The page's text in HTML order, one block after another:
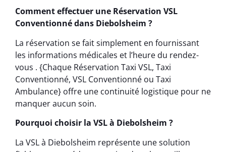
Comment effectuer une Réservation VSL
Conventionné dans Diebolsheim ?
La réservation se fait simplement en fournissant
les informations médicales et l’heure du rendez-
vous . {Chaque Réservation Taxi VSL, Taxi
Conventionné, VSL Conventionné ou Taxi
Ambulance} offre une continuité logistique pour ne
manquer aucun soin.
Pourquoi choisir la VSL à Diebolsheim ?
La VSL à Diebolsheim représente une solution